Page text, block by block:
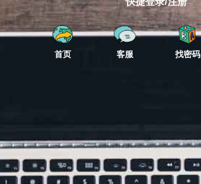
首页 客服 找密码